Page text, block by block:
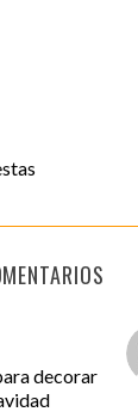
decorar